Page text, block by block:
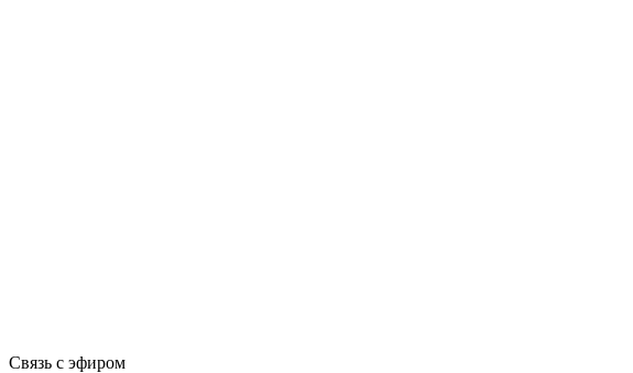
Связь с эфиром